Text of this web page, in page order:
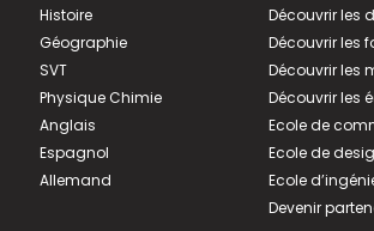
Histoire
Géographie
SVT
Physique Chimie
Anglais
Espagnol
Allemand
Découvrir les
Découvrir les
Découvrir les
Découvrir les
Ecole de
Ecole de
Ecole
Devenir